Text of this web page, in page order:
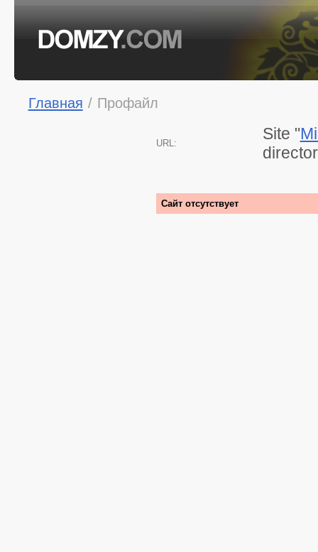
Главная / Профайл
URL:
Site "
Сайт отсутствует